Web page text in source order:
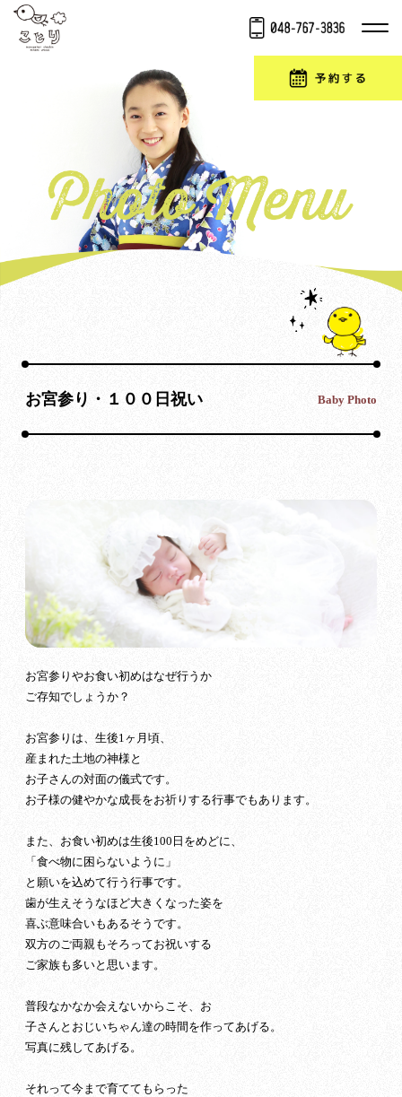
お宮参り・１００日祝い Baby Photo
お宮参りやお食い初めはなぜ行うか
ご存知でしょうか？
お宮参りは、生後1ヶ月頃、
産まれた土地の神様と
お子さんの対面の儀式です。
お子様の健やかな成長をお祈りする行事でもあります。
また、お食い初めは生後100日をめどに、
「食べ物に困らないように」
と願いを込めて行う行事です。
歯が生えそうなほど大きくなった姿を
喜ぶ意味合いもあるそうです。
双方のご両親もそろってお祝いする
ご家族も多いと思います。
普段なかなか会えないからこそ、お
子さんとおじいちゃん達の時間を作ってあげる。
写真に残してあげる。
それって今まで育ててもらった